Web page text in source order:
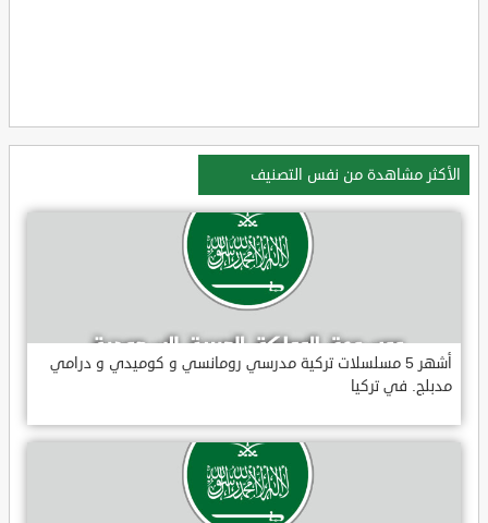
الأكثر مشاهدة من نفس التصنيف
أشهر 5 مسلسلات تركية مدرسي رومانسي و كوميدي و درامي
مدبلج. في تركيا